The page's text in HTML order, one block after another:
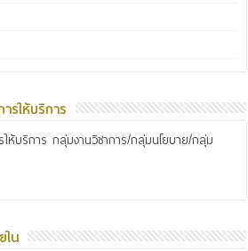
รให้บริการ
ห้บริการ กลุ่มงานวิชาการ/กลุ่มนโยบาย/กลุ่ม
น